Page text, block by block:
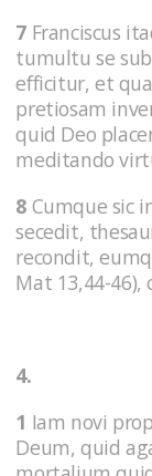
7 Franciscus
tumultu se
efficitur, et
pretiosam
quid Deo
meditando
8 Cumque sic
secedit,
recondit,
Mat 13,44-
4.
1 Iam novi
Deum, quid